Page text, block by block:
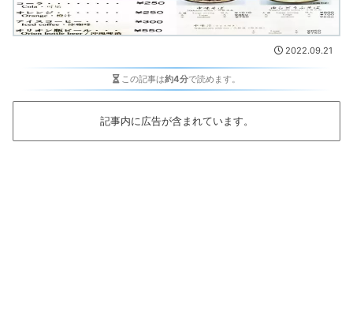
2022.09.21
この記事は約4分で読めます。
記事内に広告が含まれています。